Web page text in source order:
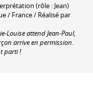
(rôle : Jean)
/ France / Réalisé par
Louise attend Jean-Paul,
arrive en permission.
parti !